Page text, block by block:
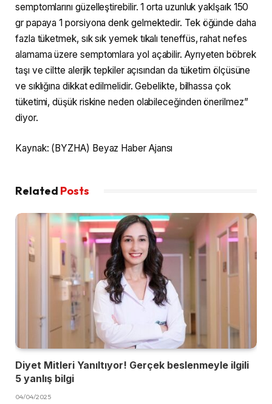
semptomlarını güzelleştirebilir. 1 orta uzunluk yaklşaık 150
gr papaya 1 porsiyona denk gelmektedir. Tek öğünde daha
fazla tüketmek, sık sık yemek tıkalı teneffüs, rahat nefes
alamama üzere semptomlara yol açabilir. Ayrıyeten böbrek
taşı ve ciltte alerjik tepkiler açısından da tüketim ölçüsüne
ve sıklığına dikkat edilmelidir. Gebelikte, bilhassa çok
tüketimi, düşük riskine neden olabileceğinden önerilmez”
diyor.
Kaynak: (BYZHA) Beyaz Haber Ajansı
Related Posts
Diyet Mitleri Yanıltıyor! Gerçek beslenmeyle ilgili
5 yanlış bilgi
04/04/2025